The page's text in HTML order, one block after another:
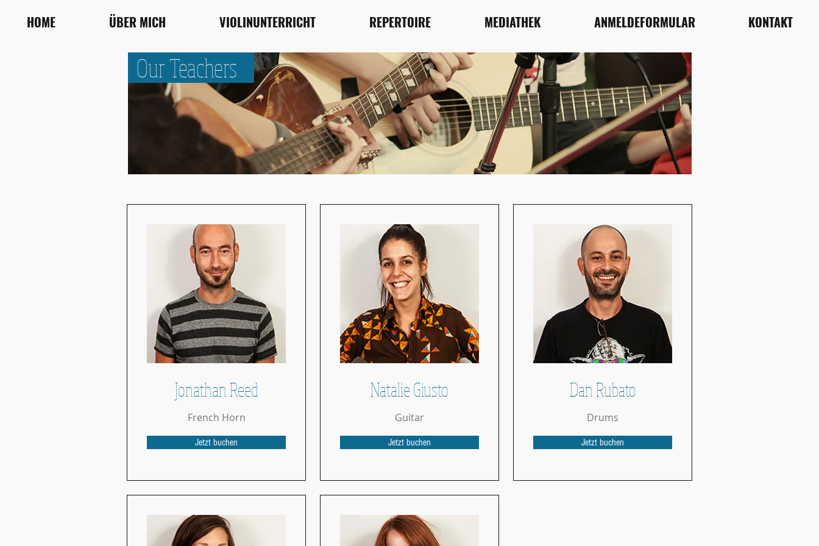
HOME ÜBER MICH VIOLINUNTERRICHT REPERTOIRE MEDIATHEK ANMELDEFORMULAR KONTAKT
Our Teachers
Jonathan Reed
French Horn
Jetzt buchen
Natalie Giusto
Guitar
Jetzt buchen
Dan Rubato
Drums
Jetzt buchen